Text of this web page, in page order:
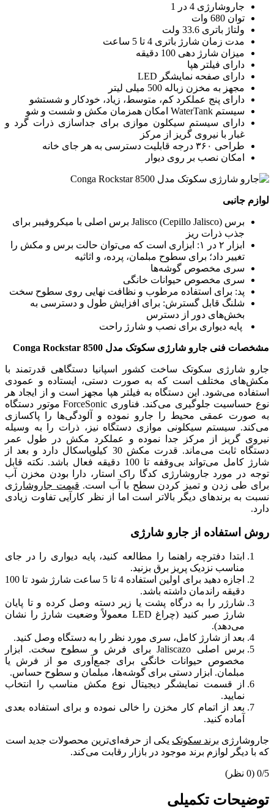
جاروشارژی 4 در 1
توان 680 وات
ولتاژ باتری 33.6 ولت
مدت زمان شارژ باتری 4 تا 5 ساعت
میزان شارژ دهی 100 دقیقه
دارای فیلتر هپا
دارای صفحه نمایشگر LED
مجهز به مخزن زباله 500 میلی لیتر
دارای پنج عملکرد کم، متوسط، زیاد، خودکار و شستشو
سیستم WaterTank امکان همزمان مکش و شست‌ و شو
دارای سیستم سیکلون موازی برای جداسازی ذرات گرد و
غبار با نیروی گریز از مرکز
طراحی ۳۶۰ درجه قابلیت دسترسی به هر جای خانه
امکان نصب بر روی دیوار
لوازم جانبی
برس Jalisco (Cepillo Jalisco) برس اصلی با میکروفیبر برای
جذب ذرات ریز
ابزار ۲ در ۱: ابزاری است که می‌توان حالت برس و مکش را
تغییر داد؛ برای سطوح مبلمان، پرده، و اثاثیه
سری مخصوص گوشه‌ها
سری مخصوص حیوانات خانگی
پد: برای استفاده مرطوب و نظافت نهایی روی سطوح سخت
شلنگ قابل گسترش: برای افزایش طول و دسترسی به
بخش‌های دور از دسترس
پایه دیواری برای نصب و شارژ راحت
مشخصات فنی جارو شارژی سکوتک مدل Conga Rockstar 8500
جارو شارژی سکوتک ساخت کشور اسپانیا دستگاهی قدرتمند با
مکش‌های مختلف است که به صورت دستی، ایستاده و عمودی
استفاده می‌شود. این دستگاه به فیلتر هپا مجهز است و از ایجاد هر
نوع حساسیت جلوگیری می‌کند. فناوری ForceSonic موتور دستگاه
به صورت عمقی محیط را جارو نموده و آلودگی‌ها را پاکسازی
می‌کند. سیستم سیکلونی موازی دستگاه نیز، ذرات را به‌ وسیله
نیروی گریز از مرکز جدا نموده و عملکرد مکش در طول عمر
دستگاه ثابت می‌ماند. قدرت مکش 30 کیلوپاسکال دارد و بعد از
شارژ کامل می‌تواند بی‌وقفه تا 100 دقیقه فعال باشد. نکته قابل
توجه در مورد جاروشارژی کدگا راک استار، دارا بودن مخزن آب
برای طی زدن و تمیز کردن سطح با آب است. قیمت جاروشارژی
نسبت به برندهای دیگر بالاتر است اما از نظر کارآیی تفاوت زیادی
دارد.
روش استفاده از جارو شارژی
ابتدا دفترچه راهنما را مطالعه کنید، پایه دیواری را در جای
مناسب نزدیک پریز برق بزنید.
اجازه دهید برای اولین استفاده 4 تا 5 ساعت شارژ شود تا 100
دقیقه راندمان داشته باشد.
شارژر را به درگاه پشت یا زیر دسته وصل کرده و تا پایان
شارژ صبر کنید (چراغ LED معمولاً وضعیت شارژ را نشان
می‌دهد).
بعد از شارژ کامل، سری مورد نظر را به دستگاه وصل کنید.
برس اصلی Jaliscazo برای فرش و سطوح سخت. ابزار
مخصوص حیوانات خانگی برای جمع‌آوری مو از فرش یا
مبلمان. ابزار دستی برای گوشه‌ها، مبلمان و سطوح حساس.
از قسمت نمایشگر دیجیتال نوع مکش مناسب را انتخاب
نمایید.
بعد از اتمام کار مخزن را خالی نموده و برای استفاده بعدی
آماده کنید.
جاروشارژی برند سکوتک یکی از حرفه‌ای‌ترین محصولات جدید است
که با دیگر لوازم برند موجود در بازار رقابت می‌کند.
0/5 (0 نظر)
توضیحات تکمیلی